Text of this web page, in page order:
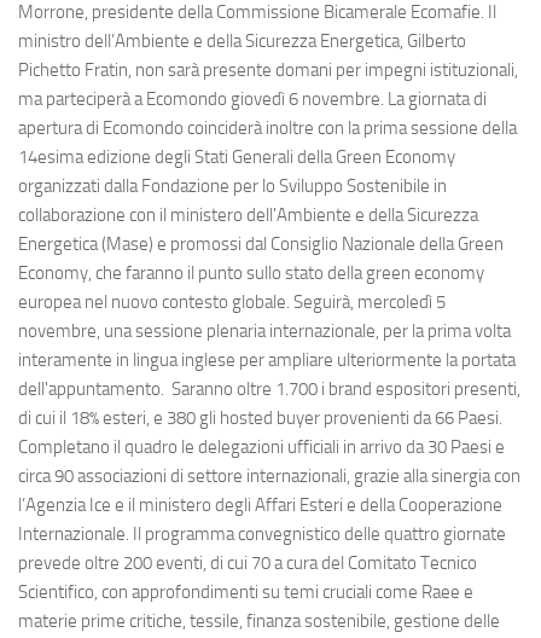
Morrone, presidente della Commissione Bicamerale Ecomafie. Il
ministro dell’Ambiente e della Sicurezza Energetica, Gilberto
Pichetto Fratin, non sarà presente domani per impegni istituzionali,
ma parteciperà a Ecomondo giovedì 6 novembre. La giornata di
apertura di Ecomondo coinciderà inoltre con la prima sessione della
14esima edizione degli Stati Generali della Green Economy
organizzati dalla Fondazione per lo Sviluppo Sostenibile in
collaborazione con il ministero dell'Ambiente e della Sicurezza
Energetica (Mase) e promossi dal Consiglio Nazionale della Green
Economy, che faranno il punto sullo stato della green economy
europea nel nuovo contesto globale. Seguirà, mercoledì 5
novembre, una sessione plenaria internazionale, per la prima volta
interamente in lingua inglese per ampliare ulteriormente la portata
dell'appuntamento. Saranno oltre 1.700 i brand espositori presenti,
di cui il 18% esteri, e 380 gli hosted buyer provenienti da 66 Paesi.
Completano il quadro le delegazioni ufficiali in arrivo da 30 Paesi e
circa 90 associazioni di settore internazionali, grazie alla sinergia con
l’Agenzia Ice e il ministero degli Affari Esteri e della Cooperazione
Internazionale. Il programma convegnistico delle quattro giornate
prevede oltre 200 eventi, di cui 70 a cura del Comitato Tecnico
Scientifico, con approfondimenti su temi cruciali come Raee e
materie prime critiche, tessile, finanza sostenibile, gestione delle